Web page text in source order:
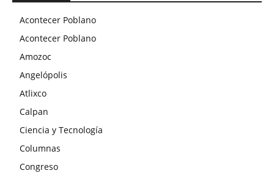
Acontecer Poblano
Acontecer Poblano
Amozoc
Angelópolis
Atlixco
Calpan
Ciencia y Tecnología
Columnas
Congreso